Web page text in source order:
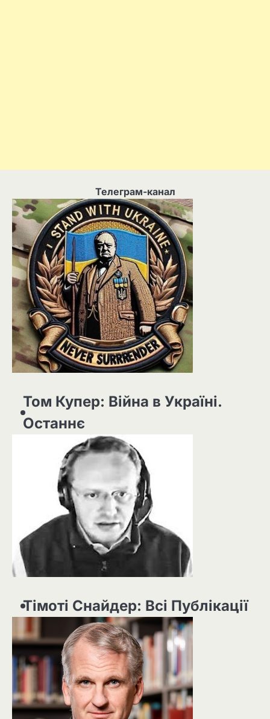
Телеграм-канал
Том Купер: Війна в Україні.
Останнє
Тімоті Снайдер: Всі Публікації